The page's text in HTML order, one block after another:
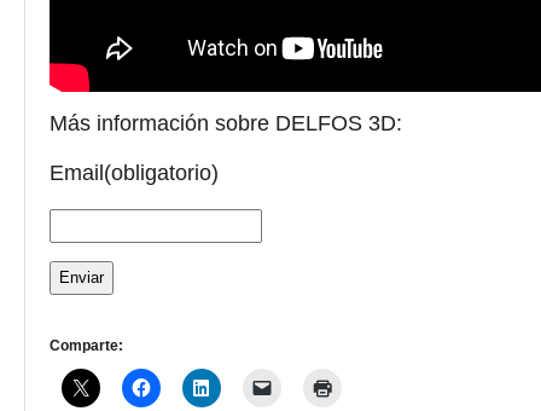
Más información sobre DELFOS 3D:
Email(obligatorio)
Enviar
Comparte: